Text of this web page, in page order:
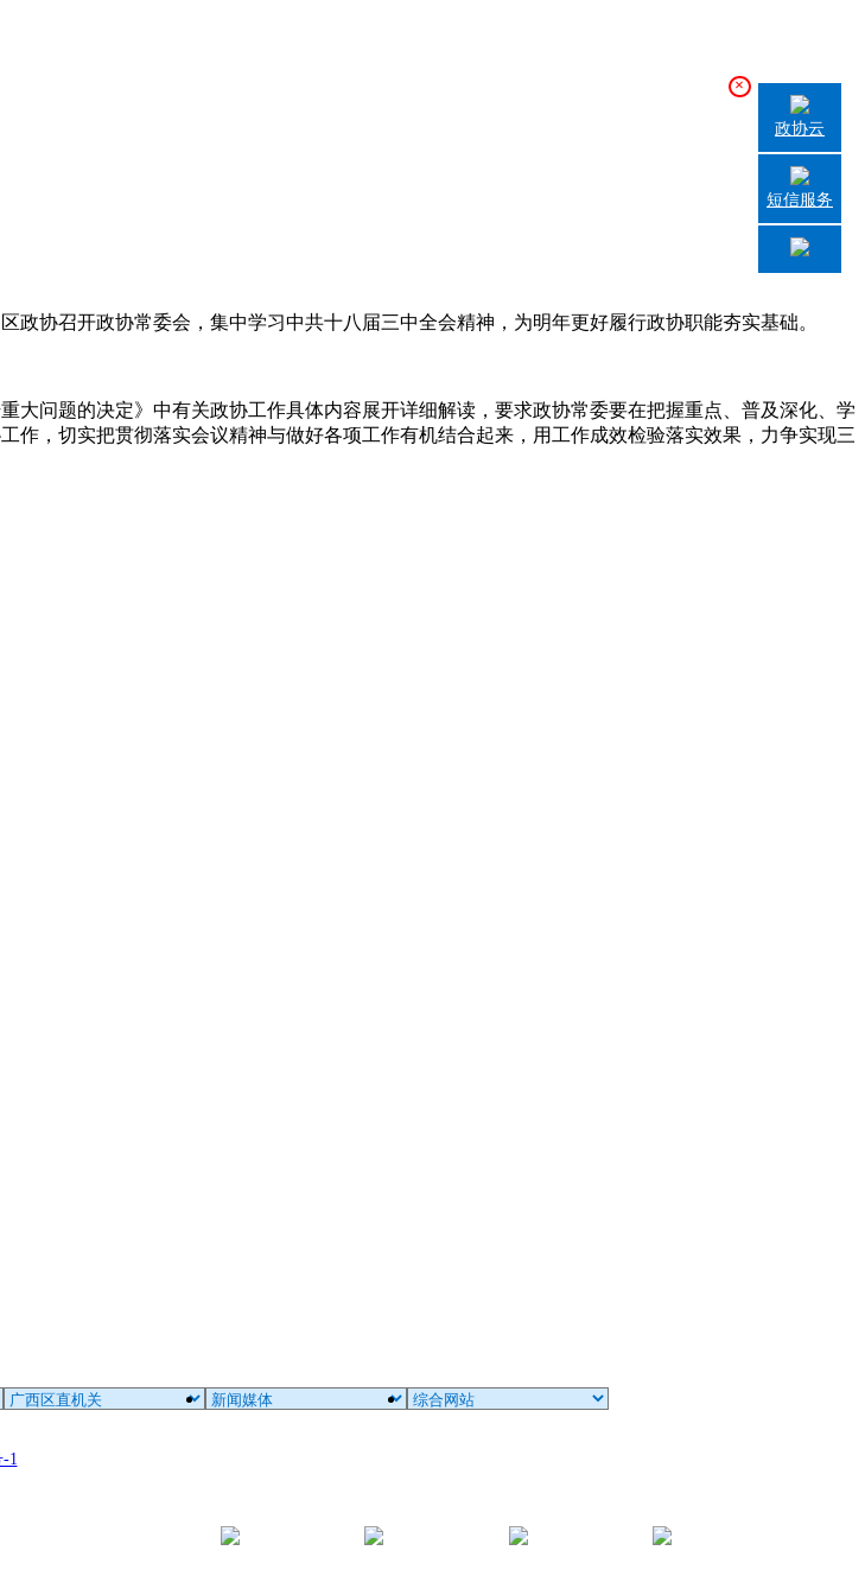
协召开政协常委会，集中学习中共十八届三中全会精神，为明年更好履行政协职能夯实基础。
问题的决定》中有关政协工作具体内容展开详细解读，要求政协常委要在把握重点、普及深化、学
作，切实把贯彻落实会议精神与做好各项工作有机结合起来，用工作成效检验落实效果，力争实现三
1
×
政协云
短信服务